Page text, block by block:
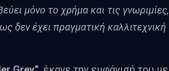
μόνο το χρήμα και τις γνωριμίες,
δεν έχει πραγματική καλλιτεχνική